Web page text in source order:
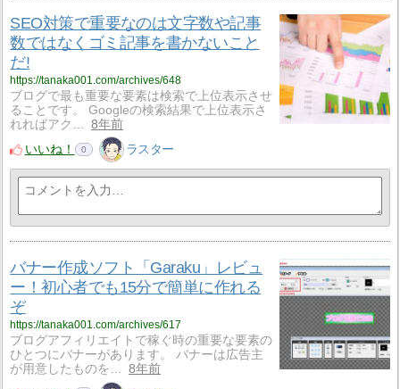
SEO対策で重要なのは文字数や記事
数ではなくゴミ記事を書かないこと
だ!
https://tanaka001.com/archives/648
ブログで最も重要な要素は検索で上位表示させ
ることです。 Googleの検索結果で上位表示さ
れればアク…
8年前
いいね！
0 ラスター
バナー作成ソフト「Garaku」レビュ
ー！初心者でも15分で簡単に作れる
ぞ
https://tanaka001.com/archives/617
ブログアフィリエイトで稼ぐ時の重要な要素の
ひとつにバナーがあります。 バナーは広告主
が用意したものを…
8年前